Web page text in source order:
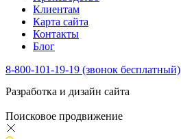
Клиентам
Карта сайта
Контакты
Блог
8-800-101-19-19 (звонок бесплатный)
Разработка и дизайн сайта
Поисковое продвижение